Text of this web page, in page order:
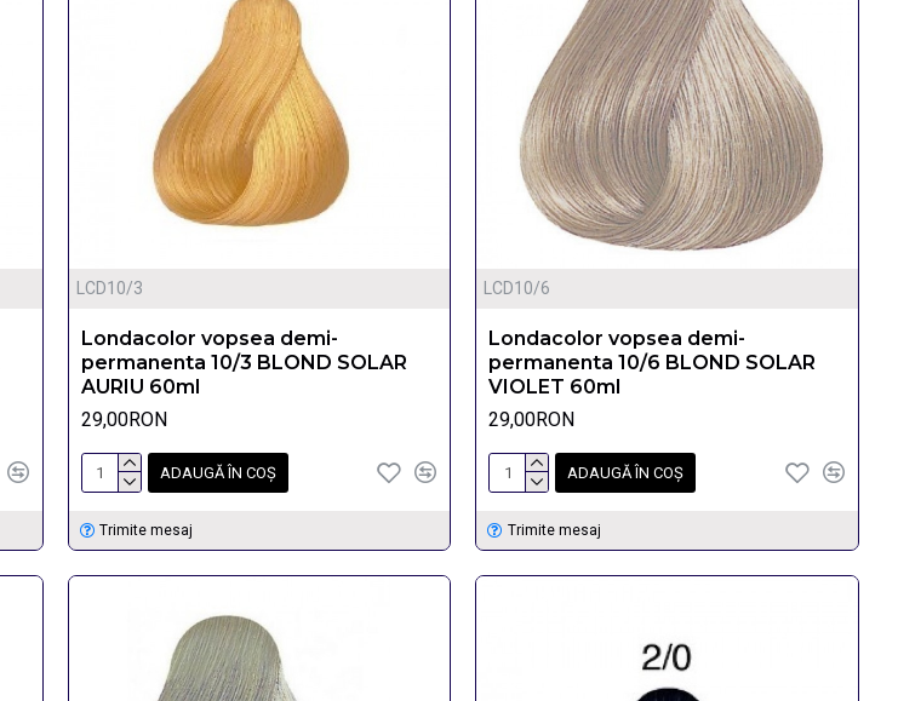
LCD10/3
Londacolor vopsea demi-
permanenta 10/3 BLOND SOLAR
AURIU 60ml
29,00RON
ADAUGĂ ÎN COŞ
Trimite mesaj
LCD10/6
Londacolor vopsea demi-
permanenta 10/6 BLOND SOLAR
VIOLET 60ml
29,00RON
ADAUGĂ ÎN COŞ
Trimite mesaj